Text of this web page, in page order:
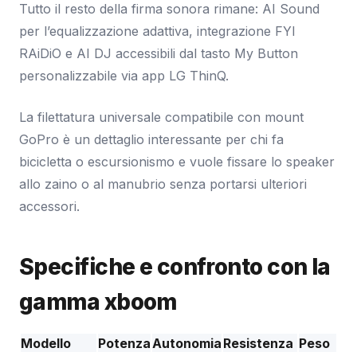
Tutto il resto della firma sonora rimane: AI Sound
per l’equalizzazione adattiva, integrazione FYI
RAiDiO e AI DJ accessibili dal tasto My Button
personalizzabile via app LG ThinQ.
La filettatura universale compatibile con mount
GoPro è un dettaglio interessante per chi fa
bicicletta o escursionismo e vuole fissare lo speaker
allo zaino o al manubrio senza portarsi ulteriori
accessori.
Specifiche e confronto con la
gamma xboom
Modello PotenzaAutonomia Resistenza Peso